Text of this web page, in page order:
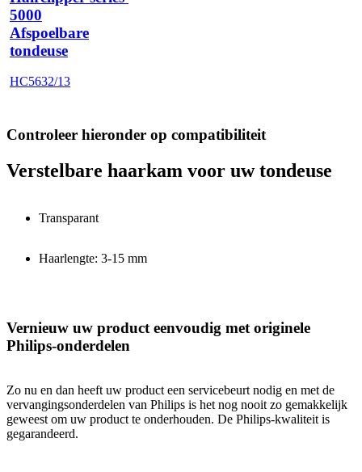
5000
Afspoelbare
tondeuse
HC5632/13
Controleer hieronder op compatibiliteit
Verstelbare haarkam voor uw tondeuse
Transparant
Haarlengte: 3-15 mm
Vernieuw uw product eenvoudig met originele
Philips-onderdelen
Zo nu en dan heeft uw product een servicebeurt nodig en met de
vervangingsonderdelen van Philips is het nog nooit zo gemakkelijk
geweest om uw product te onderhouden. De Philips-kwaliteit is
gegarandeerd.